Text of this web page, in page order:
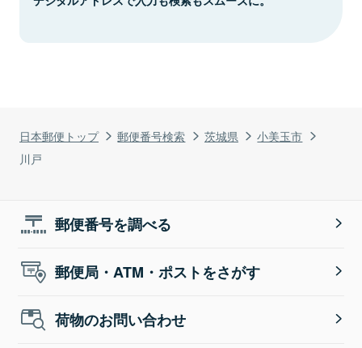
日本郵便トップ 郵便番号検索 茨城県
小美玉市
川戸
郵便番号を調べる
郵便局・ATM・ポストをさがす
荷物のお問い合わせ